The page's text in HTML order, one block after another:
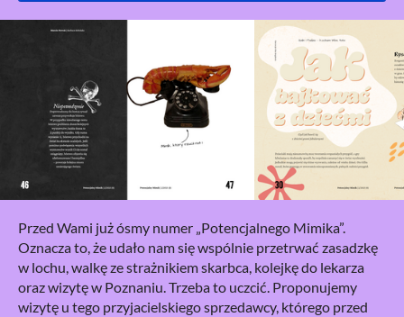
Przed Wami już ósmy numer „Potencjalnego Mimika”.
Oznacza to, że udało nam się wspólnie przetrwać zasadzkę
w lochu, walkę ze strażnikiem skarbca, kolejkę do lekarza
oraz wizytę w Poznaniu. Trzeba to uczcić. Proponujemy
wizytę u tego przyjacielskiego sprzedawcy, którego przed